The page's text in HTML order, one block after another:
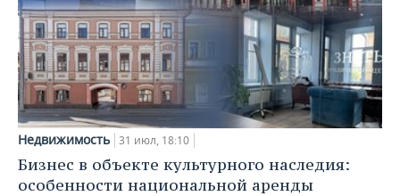
Недвижимость 31 июл, 18:10
Бизнес в объекте культурного наследия:
особенности национальной аренды